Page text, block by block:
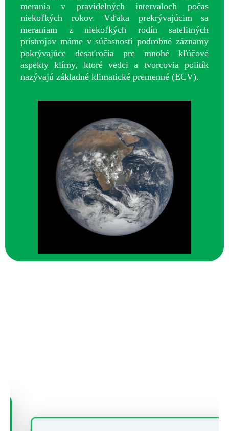
merania v pravidelných intervaloch počas
niekoľkých rokov. Vďaka prekrývajúcim sa
meraniam z niekoľkých rodín satelitných
prístrojov máme v súčasnosti podrobné záznamy
pokrývajúce desaťročia pre mnohé kľúčové
aspekty klímy, ktoré vedci a tvorcovia politík
nazývajú základné klimatické premenné (ECV).